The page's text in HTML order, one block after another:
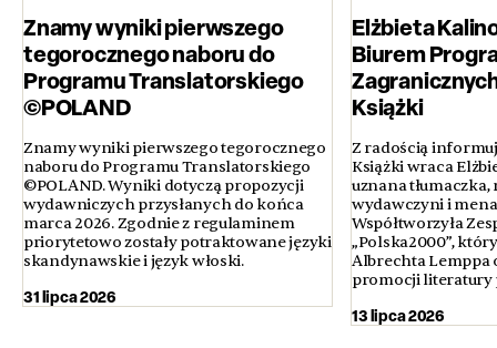
Znamy wyniki pierwszego
tegorocznego naboru do
Programu Translatorskiego
©POLAND
Znamy wyniki pierwszego tegorocznego
naboru do Programu Translatorskiego
©POLAND. Wyniki dotyczą propozycji
wydawniczych przysłanych do końca
marca 2026. Zgodnie z regulaminem
priorytetowo zostały potraktowane języki
skandynawskie i język włoski.
31 lipca 2026
Elżbieta
Biurem
Książki
Z radością
Książki wraca
uznana
wydawczyni i
Współtworzyła
„Polska2000”,
Albrechta Lemppa
promocji literatury
13 lipca 2026